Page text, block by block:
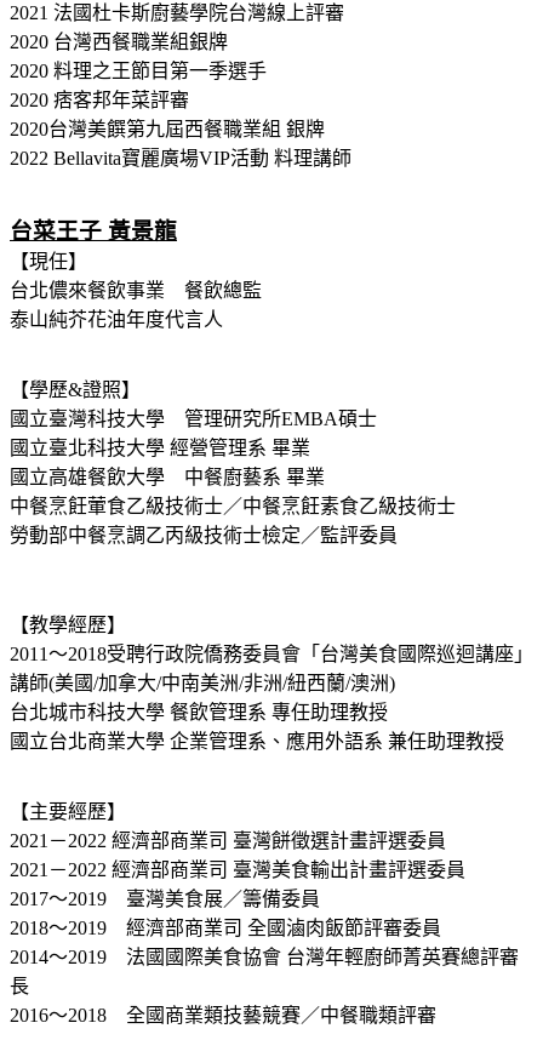
2021 法國杜卡斯廚藝學院台灣線上評審
2020 台灣西餐職業組銀牌
2020 料理之王節目第一季選手
2020 痞客邦年菜評審
2020台灣美饌第九屆西餐職業組 銀牌
2022 Bellavita寶麗廣場VIP活動 料理講師
台菜王子 黃景龍
【現任】
台北儂來餐飲事業 餐飲總監
泰山純芥花油年度代言人
【學歷&證照】
國立臺灣科技大學 管理研究所EMBA碩士
國立臺北科技大學 經營管理系 畢業
國立高雄餐飲大學 中餐廚藝系 畢業
中餐烹飪葷食乙級技術士／中餐烹飪素食乙級技術士
勞動部中餐烹調乙丙級技術士檢定／監評委員
【教學經歷】
2011～2018受聘行政院僑務委員會「台灣美食國際巡迴講座」
講師(美國/加拿大/中南美洲/非洲/紐西蘭/澳洲)
台北城市科技大學 餐飲管理系 專任助理教授
國立台北商業大學 企業管理系、應用外語系 兼任助理教授
【主要經歷】
2021－2022 經濟部商業司 臺灣餅徵選計畫評選委員
2021－2022 經濟部商業司 臺灣美食輸出計畫評選委員
2017～2019 臺灣美食展／籌備委員
2018～2019 經濟部商業司 全國滷肉飯節評審委員
2014～2019 法國國際美食協會 台灣年輕廚師菁英賽總評審
長
2016～2018 全國商業類技藝競賽／中餐職類評審